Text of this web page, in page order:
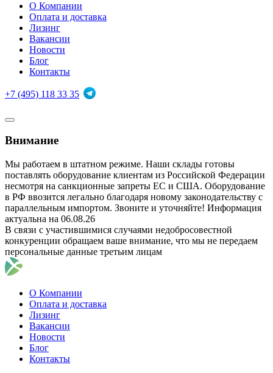
О Компании
Оплата и доставка
Лизинг
Вакансии
Новости
Блог
Контакты
+7 (495) 118 33 35
Внимание
Мы работаем в штатном режиме. Наши склады готовы
поставлять оборудование клиентам из Российской Федерации
несмотря на санкционные запреты ЕС и США. Оборудование
в РФ ввозится легально благодаря новому законодательству с
параллельным импортом. Звоните и уточняйте! Информация
актуальна на 06.08.26
В связи с участившимися случаями недобросовестной
конкуренции обращаем ваше внимание, что мы не передаем
персональные данные третьим лицам
О Компании
Оплата и доставка
Лизинг
Вакансии
Новости
Блог
Контакты